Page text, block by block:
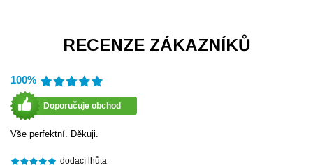
RECENZE ZÁKAZNÍKŮ
100%
Doporučuje obchod
Vše perfektní. Děkuji.
dodací lhůta